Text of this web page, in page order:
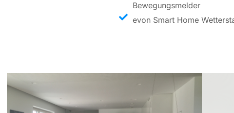
Bewegungsmelder
evon Smart Home